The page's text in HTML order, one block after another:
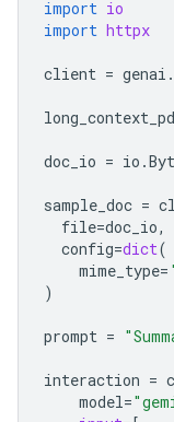
import io
import httpx
client = genai .
doc_io = io .
sample_doc =
file=doc_io,
config=dict(
mime_type=
)
prompt =
interaction =
model=